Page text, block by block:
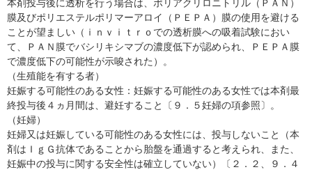
本剤投与後に透析を行う場合は、ポリアクリロニトリル（ＰＡＮ）
膜及びポリエステルポリマーアロイ（ＰＥＰＡ）膜の使用を避ける
ことが望ましい（ｉｎｖｉｔｒｏでの透析膜への吸着試験におい
て、ＰＡＮ膜でバシリキシマブの濃度低下が認められ、ＰＥＰＡ膜
で濃度低下の可能性が示唆された）。
（生殖能を有する者）
妊娠する可能性のある女性：妊娠する可能性のある女性では本剤最
終投与後４ヵ月間は、避妊すること〔９．５妊婦の項参照〕。
（妊婦）
妊婦又は妊娠している可能性のある女性には、投与しないこと（本
剤はＩｇＧ抗体であることから胎盤を通過すると考えられ、また、
妊娠中の投与に関する安全性は確立していない）〔２．２、９．４